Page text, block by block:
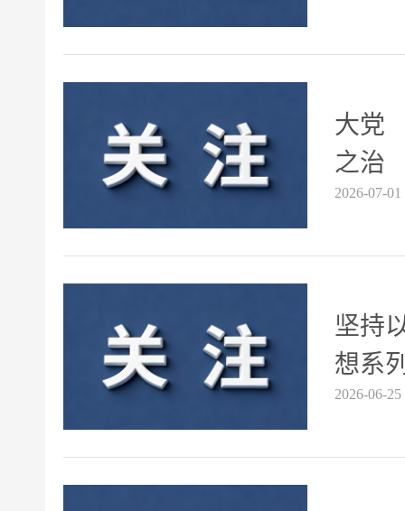
大党
之治
2026-07-01
坚持
想系
2026-06-25